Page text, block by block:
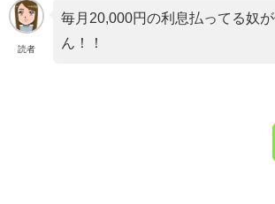
読者
毎月20,000円の利息払ってる奴
ん！！